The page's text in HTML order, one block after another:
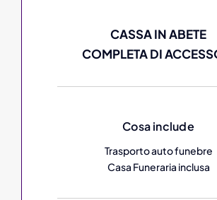
CASSA IN ABETE
COMPLETA DI
Cosa include
Trasporto auto funebre
Casa Funeraria inclusa